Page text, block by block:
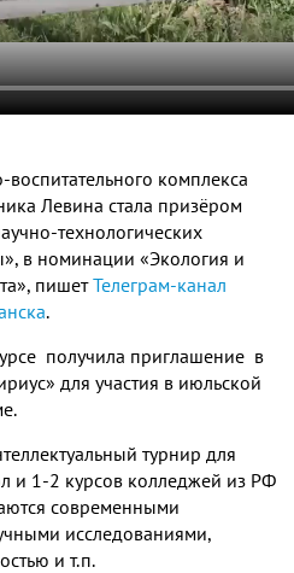
комплекса
Левина стала призёром
технологических
в номинации «Экология и
пишетТелеграм-канал
.
получила приглашение в
для участия в июльской
турнир для
и 1-2 курсов колледжей из РФ
современными
исследованиями,
и т.п.